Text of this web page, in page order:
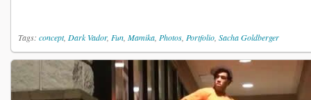
Tags: concept, Dark Vador, Fun Mamika Photos Portfolio Sacha Goldberger